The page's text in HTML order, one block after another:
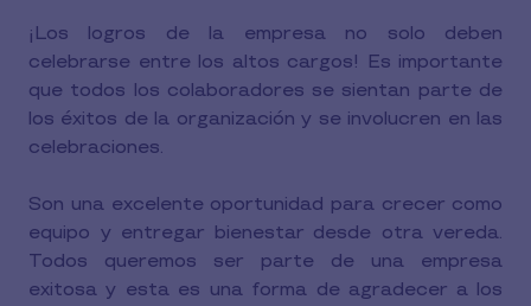
¡Los logros de la empresa no solo deben
celebrarse entre los altos cargos! Es importante
que todos los colaboradores se sientan parte de
los éxitos de la organización y se involucren en las
celebraciones.
Son una excelente oportunidad para crecer como
equipo y entregar bienestar desde otra vereda.
Todos queremos ser parte de una empresa
exitosa y esta es una forma de agradecer a los